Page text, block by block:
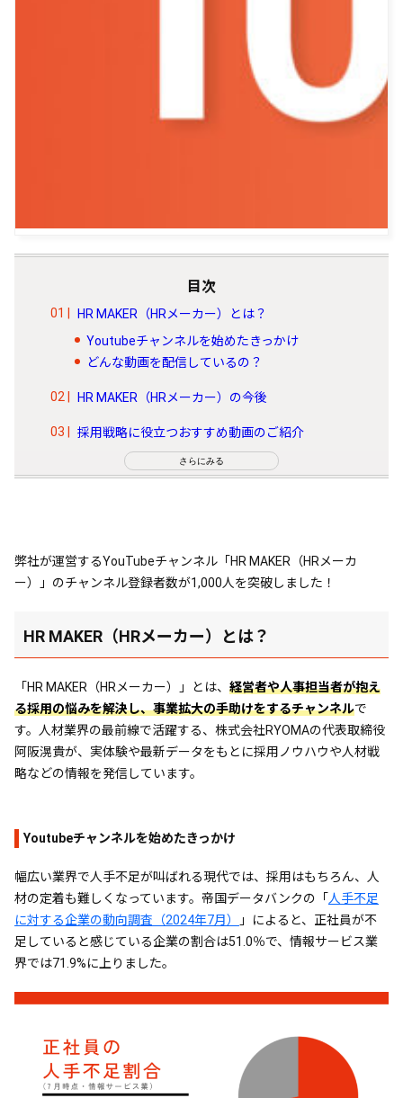
目次
HR MAKER（HRメーカー）とは？
Youtubeチャンネルを始めたきっかけ
どんな動画を配信しているの？
HR MAKER（HRメーカー）の今後
採用戦略に役立つおすすめ動画のご紹介
さらにみる
弊社が運営するYouTubeチャンネル「HR MAKER（HRメーカ
ー）」のチャンネル登録者数が1,000人を突破しました！
HR MAKER（HRメーカー）とは？
「HR MAKER（HRメーカー）」とは、 経営者や人事担当者が抱え
る採用の悩みを解決し、事業拡大の手助けをするチャンネルで
す。人材業界の最前線で活躍する、株式会社RYOMAの代表取締役
阿阪滉貴が、実体験や最新データをもとに採用ノウハウや人材戦
略などの情報を発信しています。
Youtubeチャンネルを始めたきっかけ
幅広い業界で人手不足が叫ばれる現代では、採用はもちろん、人
材の定着も難しくなっています。帝国データバンクの「 人手不足
に対する企業の動向調査（2024年7月）
」によると、正社員が不
足していると感じている企業の割合は51.0％で、情報サービス業
界では71.9%に上りました。